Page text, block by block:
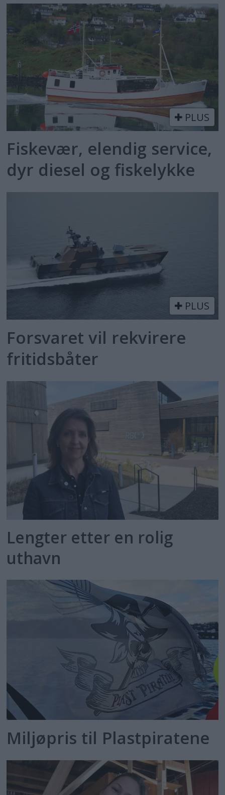
PLUS
Fiskevær, elendig service,
dyr diesel og fiskelykke
PLUS
Forsvaret vil rekvirere
fritidsbåter
Lengter etter en rolig
uthavn
Miljøpris til Plastpiratene